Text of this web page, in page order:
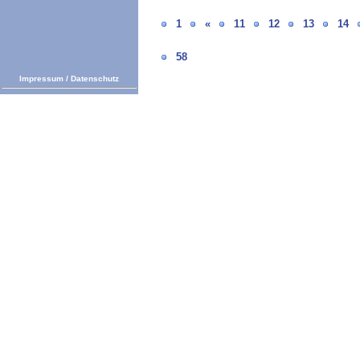
1 « 11 12 13 14
58
Impressum / Datenschutz